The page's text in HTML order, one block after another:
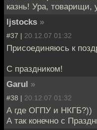
казнь! Ура, товарищи,
ljstocks »
#37 | 20.12.07 01:32
Присоединяюсь к
С праздником!
Garul »
#38 | 20.12.07 01:32
А где ОГПУ и НКГБ?))
А так конечно с